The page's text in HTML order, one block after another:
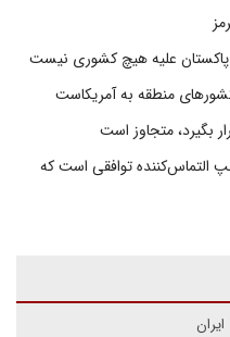
پاکستان علیه هیچ کشوری نیست
منطقه به آمریکاست
بگیرد، متجاوز است
التماس‌کننده توافقی است که